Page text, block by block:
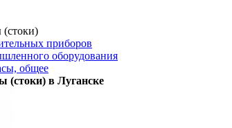
(стоки)
приборов
оборудования
общее
(стоки) в Луганске